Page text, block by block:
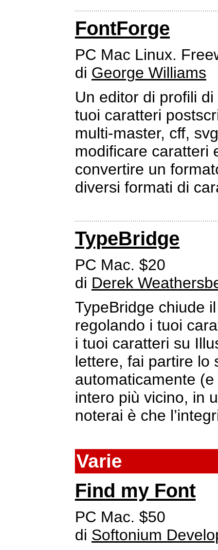
FontForge
PC Mac Linux.
di George Williams
Un editor di profili
tuoi caratteri
multi-master, cff,
modificare caratteri
convertire un
diversi formati di
TypeBridge
PC Mac. $20
di Derek
TypeBridge chiude
regolando i tuoi
i tuoi caratteri su
lettere, fai partire lo
automaticamente
intero più vicino, in
noterai è che
Varie
Find my Font
PC Mac. $50
di Softonium